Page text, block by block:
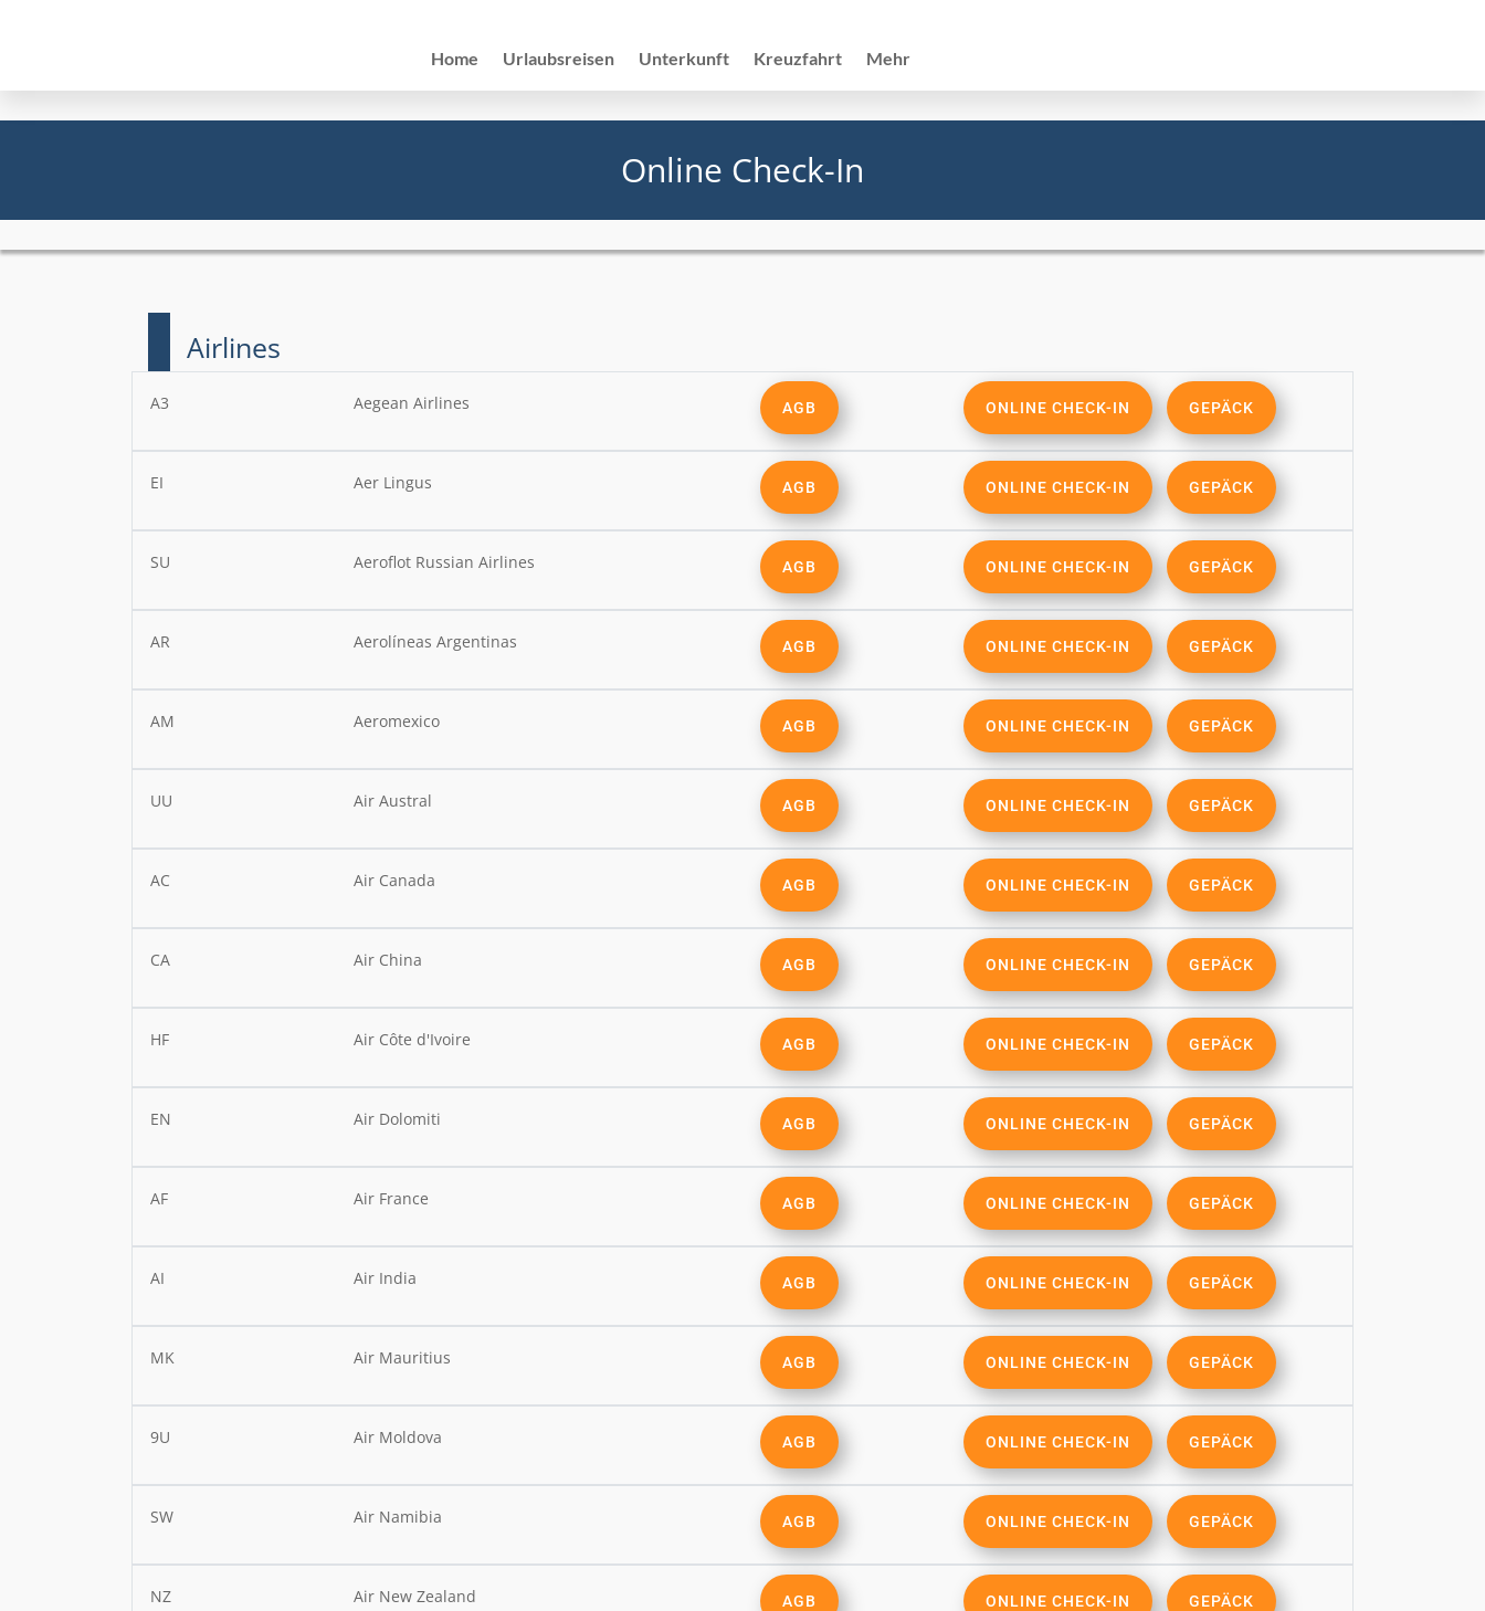
Home Urlaubsreisen Unterkunft Kreuzfahrt Mehr
Online Check-In
Airlines
A3 Aegean Airlines AGB ONLINE CHECK-IN GEPÄCK
EI Aer Lingus AGB ONLINE CHECK-IN GEPÄCK
SU Aeroflot Russian Airlines AGB ONLINE CHECK-IN GEPÄCK
AR Aerolíneas Argentinas AGB ONLINE CHECK-IN GEPÄCK
AM Aeromexico AGB ONLINE CHECK-IN GEPÄCK
UU Air Austral AGB ONLINE CHECK-IN GEPÄCK
AC Air Canada AGB ONLINE CHECK-IN GEPÄCK
CA Air China AGB ONLINE CHECK-IN GEPÄCK
HF Air Côte d'Ivoire AGB ONLINE CHECK-IN GEPÄCK
EN Air Dolomiti AGB ONLINE CHECK-IN GEPÄCK
AF Air France AGB ONLINE CHECK-IN GEPÄCK
AI Air India AGB ONLINE CHECK-IN GEPÄCK
MK Air Mauritius AGB ONLINE CHECK-IN GEPÄCK
9U Air Moldova AGB ONLINE CHECK-IN GEPÄCK
SW Air Namibia AGB ONLINE CHECK-IN GEPÄCK
NZ Air New Zealand AGB ONLINE CHECK-IN GEPÄCK